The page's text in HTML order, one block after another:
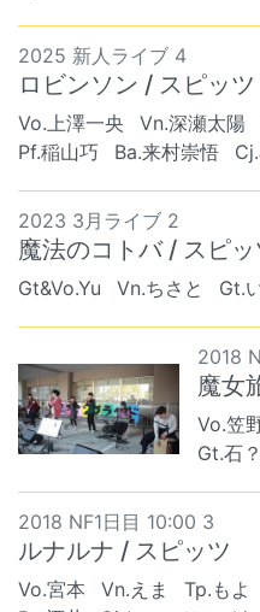
2025 新人ライブ 4
ロビンソン / スピッツ
Vo.上澤一央 Vn.深瀬太陽
Pf.稲山巧
Ba.来村崇悟
2023 3月ライブ 2
魔法のコトバ / スピッ
Gt&Vo.Yu Vn.ちさと Gt.
2018
魔女
Vo.笠
Gt.石？
2018 NF1日目 10:00 3
ルナルナ / スピッツ
Vo.宮本 Vn.えま Tp.もよ